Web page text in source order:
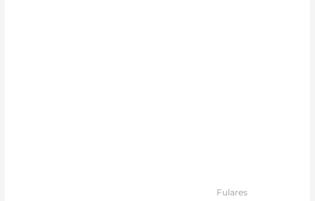
Fulares